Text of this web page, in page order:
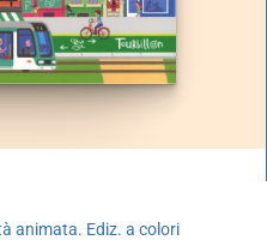
animata. Ediz. a colori